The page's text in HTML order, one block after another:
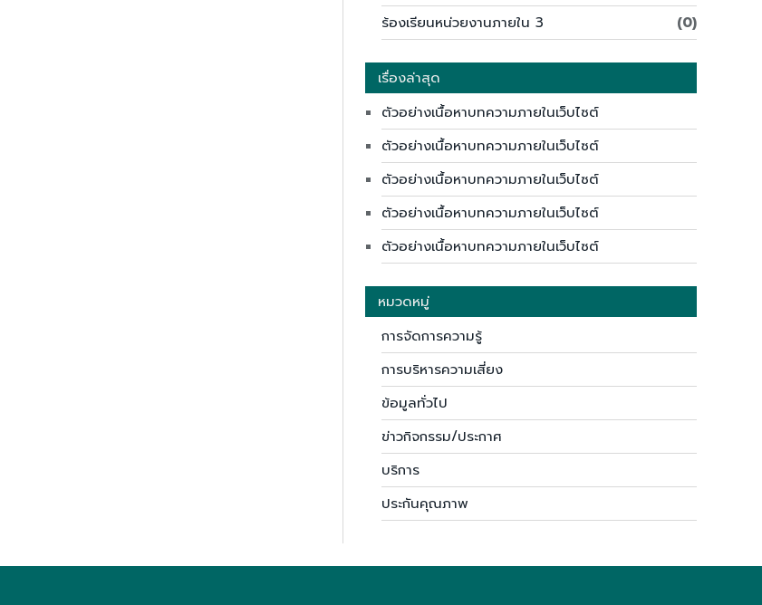
ร้องเรียนหน่วยงานภายใน 3
(0)
เรื่องล่าสุด
ตัวอย่างเนื้อหาบทความภายในเว็บไซต์
ตัวอย่างเนื้อหาบทความภายในเว็บไซต์
ตัวอย่างเนื้อหาบทความภายในเว็บไซต์
ตัวอย่างเนื้อหาบทความภายในเว็บไซต์
ตัวอย่างเนื้อหาบทความภายในเว็บไซต์
หมวดหมู่
การจัดการความรู้
การบริหารความเสี่ยง
ข้อมูลทั่วไป
ข่าวกิจกรรม/ประกาศ
บริการ
ประกันคุณภาพ